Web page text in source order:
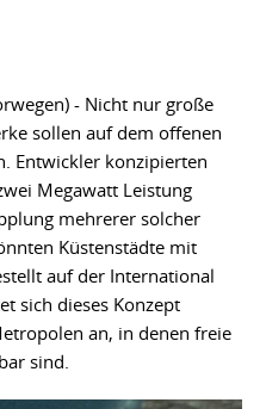
- Nicht nur große
sollen auf dem offenen
Entwickler konzipierten
Megawatt Leistung
mehrerer solcher
Küstenstädte mit
auf der International
sich dieses Konzept
an, in denen freie
sind.